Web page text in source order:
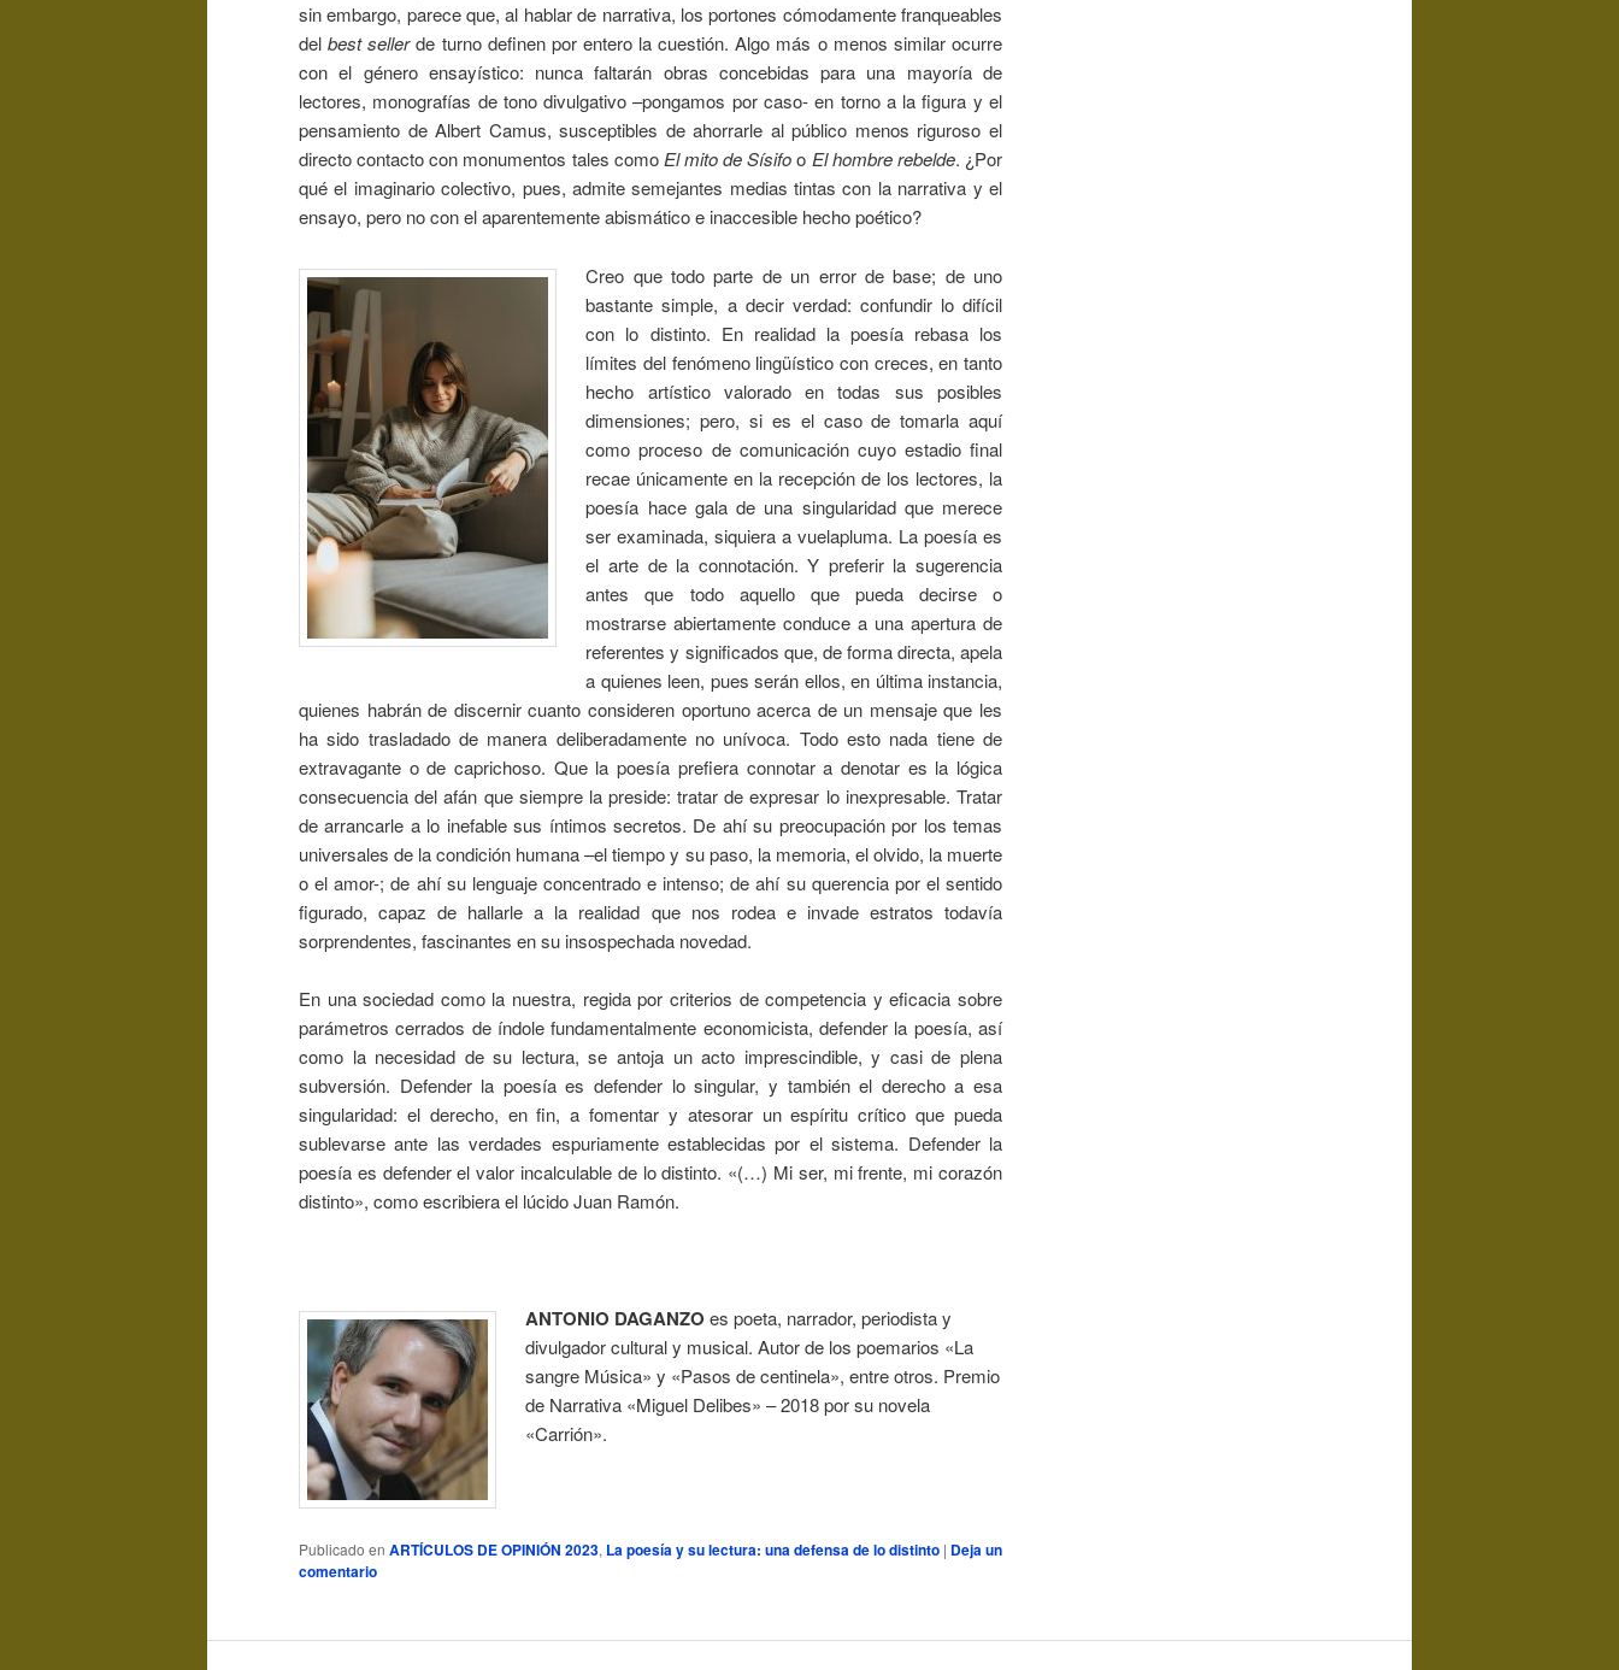
sin embargo, parece que, al hablar de narrativa, los portones cómodamente franqueables
delbest sellerde turno definen por entero la cuestión. Algo más o menos similar ocurre
con el género ensayístico: nunca faltarán obras concebidas para una mayoría de
lectores, monografías de tono divulgativo –pongamos por caso- en torno a la figura y el
pensamiento de Albert Camus, susceptibles de ahorrarle al público menos riguroso el
directo contacto con monumentos tales comoEl mito de Sísifoo El hombre rebelde. ¿Por
qué el imaginario colectivo, pues, admite semejantes medias tintas con la narrativa y el
ensayo, pero no con el aparentemente abismático e inaccesible hecho poético?
Creo que todo parte de un error de base; de uno
bastante simple, a decir verdad: confundir lo difícil
con lo distinto. En realidad la poesía rebasa los
límites del fenómeno lingüístico con creces, en tanto
hecho artístico valorado en todas sus posibles
dimensiones; pero, si es el caso de tomarla aquí
como proceso de comunicación cuyo estadio final
recae únicamente en la recepción de los lectores, la
poesía hace gala de una singularidad que merece
ser examinada, siquiera a vuelapluma. La poesía es
el arte de la connotación. Y preferir la sugerencia
antes que todo aquello que pueda decirse o
mostrarse abiertamente conduce a una apertura de
referentes y significados que, de forma directa, apela
a quienes leen, pues serán ellos, en última instancia,
quienes habrán de discernir cuanto consideren oportuno acerca de un mensaje que les
ha sido trasladado de manera deliberadamente no unívoca. Todo esto nada tiene de
extravagante o de caprichoso. Que la poesía prefiera connotar a denotar es la lógica
consecuencia del afán que siempre la preside: tratar de expresar lo inexpresable. Tratar
de arrancarle a lo inefable sus íntimos secretos. De ahí su preocupación por los temas
universales de la condición humana –el tiempo y su paso, la memoria, el olvido, la muerte
o el amor-; de ahí su lenguaje concentrado e intenso; de ahí su querencia por el sentido
figurado, capaz de hallarle a la realidad que nos rodea e invade estratos todavía
sorprendentes, fascinantes en su insospechada novedad.
En una sociedad como la nuestra, regida por criterios de competencia y eficacia sobre
parámetros cerrados de índole fundamentalmente economicista, defender la poesía, así
como la necesidad de su lectura, se antoja un acto imprescindible, y casi de plena
subversión. Defender la poesía es defender lo singular, y también el derecho a esa
singularidad: el derecho, en fin, a fomentar y atesorar un espíritu crítico que pueda
sublevarse ante las verdades espuriamente establecidas por el sistema. Defender la
poesía es defender el valor incalculable de lo distinto. «(…) Mi ser, mi frente, mi corazón
distinto», como escribiera el lúcido Juan Ramón.
ANTONIO DAGANZO es poeta, narrador, periodista y
divulgador cultural y musical. Autor de los poemarios «La
sangre Música» y «Pasos de centinela», entre otros. Premio
de Narrativa «Miguel Delibes» – 2018 por su novela
«Carrión».
Publicado en ARTÍCULOS DE OPINIÓN 2023, La poesía y su lectura: una defensa de lo distinto | Deja un
comentario